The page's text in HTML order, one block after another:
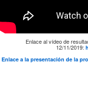
Enlace al vídeo de
12/11/2019:
Enlace a la presentación de la